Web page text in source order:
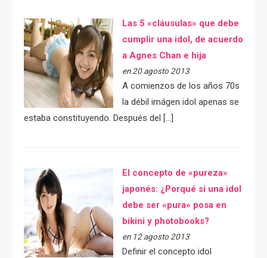
Las 5 «cláusulas» que debe
cumplir una idol, de acuerdo
a Agnes Chan e hija
en 20 agosto 2013
A comienzos de los años 70s
la débil imágen idol apenas se
estaba constituyendo. Después del […]
El concepto de «pureza»
japonés: ¿Porqué si una idol
debe ser «pura» posa en
bikini y photobooks?
en 12 agosto 2013
Definir el concepto idol